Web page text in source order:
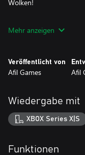
Wolken!
Magische
Wenn du Spiele liebst,
ausbalancieren, wirst du
dass sogar ein Pinguin
Mehr anzeigen
Veröffentlicht von
Afil Games Afil
Wiedergabe mit
XBOX Series X|S
Funktionen